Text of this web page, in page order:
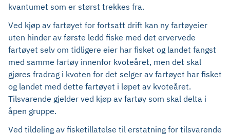
kvantumet som er størst trekkes fra.
Ved kjøp av fartøyet for fortsatt drift kan ny fartøyeier
uten hinder av første ledd fiske med det ervervede
fartøyet selv om tidligere eier har fisket og landet fangst
med samme fartøy innenfor kvoteåret, men det skal
gjøres fradrag i kvoten for det selger av fartøyet har fisket
og landet med dette fartøyet i løpet av kvoteåret.
Tilsvarende gjelder ved kjøp av fartøy som skal delta i
åpen gruppe.
Ved tildeling av fisketillatelse til erstatning for tilsvarende